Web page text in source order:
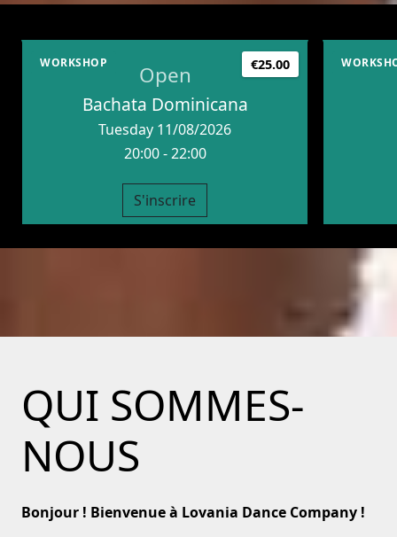
WORKSHOP €25.00
Open
Bachata Dominicana
Tuesday 11/08/2026
20:00 - 22:00
S'inscrire
QUI SOMMES-
NOUS
Bonjour ! Bienvenue à Lovania Dance Company !